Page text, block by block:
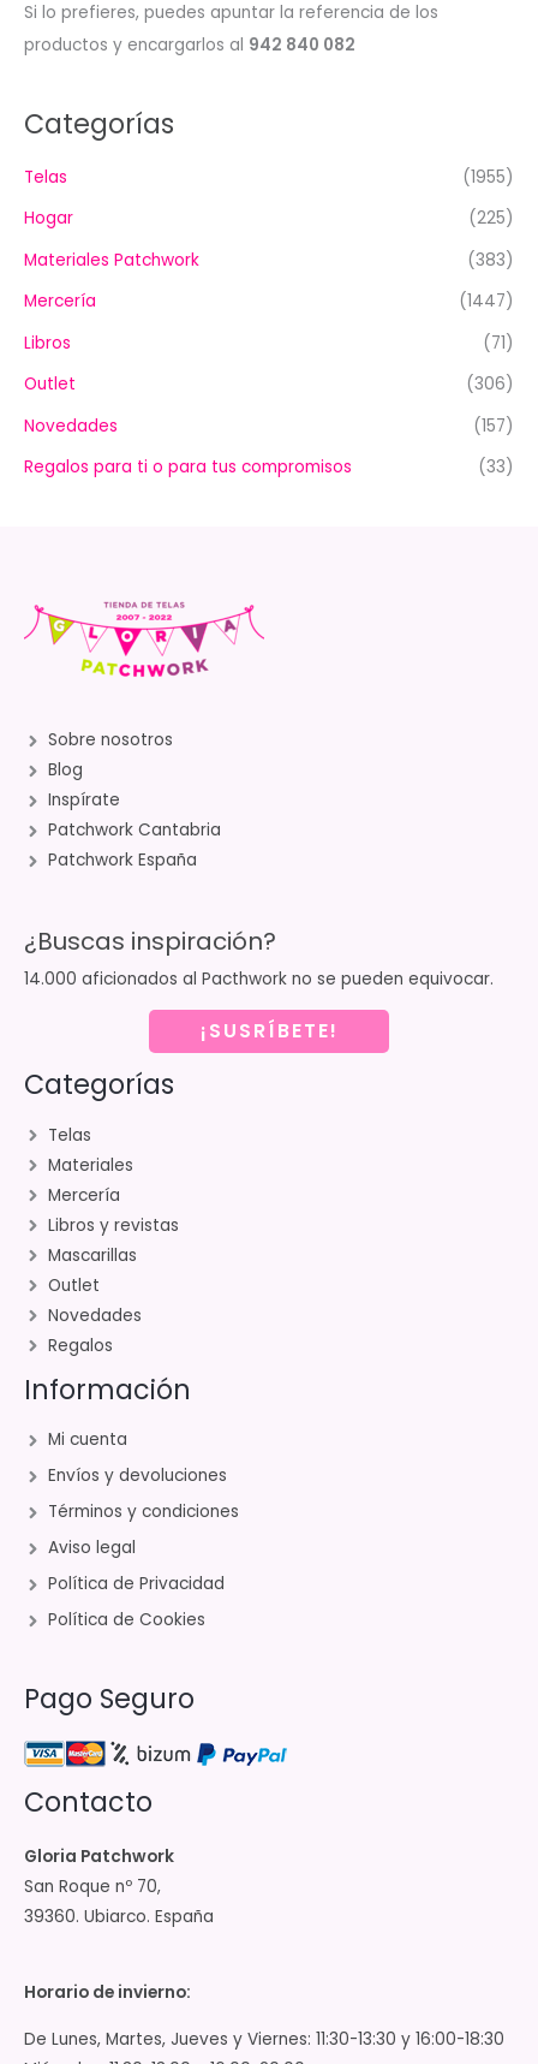
Si lo prefieres, puedes apuntar la referencia de los
productos y encargarlos al 942 840 082
Categorías
Telas
(1955)
Hogar
(225)
Materiales Patchwork
(383)
Mercería
(1447)
Libros
(71)
Outlet
(306)
Novedades
(157)
Regalos para ti o para tus compromisos
(33)
Sobre nosotros
Blog
Inspírate
Patchwork Cantabria
Patchwork España
¿Buscas inspiración?
14.000 aficionados al Pacthwork no se pueden equivocar.
¡SUSRÍBETE!
Categorías
Telas
Materiales
Mercería
Libros y revistas
Mascarillas
Outlet
Novedades
Regalos
Información
Mi cuenta
Envíos y devoluciones
Términos y condiciones
Aviso legal
Política de Privacidad
Política de Cookies
Pago Seguro
Contacto
Gloria Patchwork
San Roque nº 70,
39360. Ubiarco. España
Horario de invierno:
De Lunes, Martes, Jueves y Viernes: 11:30-13:30 y 16:00-18:30